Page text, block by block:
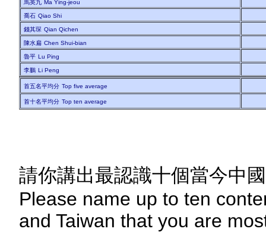
馬英九 Ma Ying-jeou
喬石 Qiao Shi
錢其琛 Qian Qichen
陳水扁 Chen Shui-bian
魯平 Lu Ping
李鵬 Li Peng
首五名平均分 Top five average
首十名平均分 Top ten average
請你講出最認識十個當今中
Please name up to ten
and Taiwan that you are